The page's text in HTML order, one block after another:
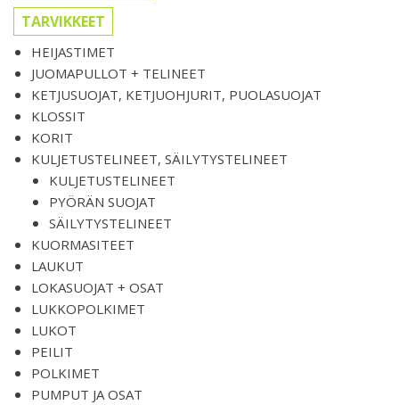
TARVIKKEET
HEIJASTIMET
JUOMAPULLOT + TELINEET
KETJUSUOJAT, KETJUOHJURIT, PUOLASUOJAT
KLOSSIT
KORIT
KULJETUSTELINEET, SÄILYTYSTELINEET
KULJETUSTELINEET
PYÖRÄN SUOJAT
SÄILYTYSTELINEET
KUORMASITEET
LAUKUT
LOKASUOJAT + OSAT
LUKKOPOLKIMET
LUKOT
PEILIT
POLKIMET
PUMPUT JA OSAT